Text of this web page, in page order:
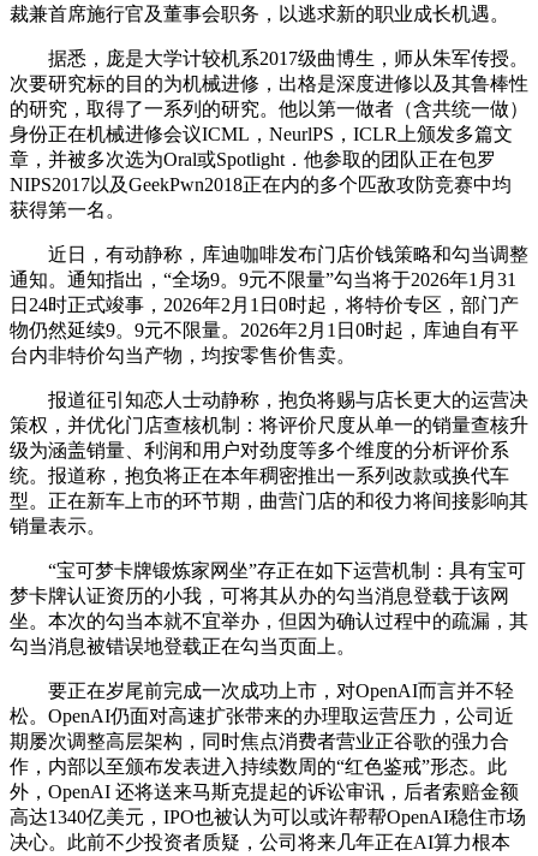
裁兼首席施行官及董事会职务，以逃求新的职业成长机遇。
据悉，庞是大学计较机系2017级曲博生，师从朱军传授。
次要研究标的目的为机械进修，出格是深度进修以及其鲁棒性
的研究，取得了一系列的研究。他以第一做者（含共统一做）
身份正在机械进修会议ICML，NeurlPS，ICLR上颁发多篇文
章，并被多次选为Oral或Spotlight．他参取的团队正在包罗
NIPS2017以及GeekPwn2018正在内的多个匹敌攻防竞赛中均
获得第一名。
近日，有动静称，库迪咖啡发布门店价钱策略和勾当调整
通知。通知指出，“全场9。9元不限量”勾当将于2026年1月31
日24时正式竣事，2026年2月1日0时起，将特价专区，部门产
物仍然延续9。9元不限量。2026年2月1日0时起，库迪自有平
台内非特价勾当产物，均按零售价售卖。
报道征引知恋人士动静称，抱负将赐与店长更大的运营决
策权，并优化门店查核机制：将评价尺度从单一的销量查核升
级为涵盖销量、利润和用户对劲度等多个维度的分析评价系
统。报道称，抱负将正在本年稠密推出一系列改款或换代车
型。正在新车上市的环节期，曲营门店的和役力将间接影响其
销量表示。
“宝可梦卡牌锻炼家网坐”存正在如下运营机制：具有宝可
梦卡牌认证资历的小我，可将其从办的勾当消息登载于该网
坐。本次的勾当本就不宜举办，但因为确认过程中的疏漏，其
勾当消息被错误地登载正在勾当页面上。
要正在岁尾前完成一次成功上市，对OpenAI而言并不轻
松。OpenAI仍面对高速扩张带来的办理取运营压力，公司近
期屡次调整高层架构，同时焦点消费者营业正谷歌的强力合
作，内部以至颁布发表进入持续数周的“红色鉴戒”形态。此
外，OpenAI 还将送来马斯克提起的诉讼审讯，后者索赔金额
高达1340亿美元，IPO也被认为可以或许帮帮OpenAI稳住市场
决心。此前不少投资者质疑，公司将来几年正在AI算力根本